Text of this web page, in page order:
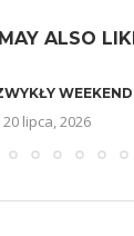
ALSO
WEEKEND
20 lipca, 2026